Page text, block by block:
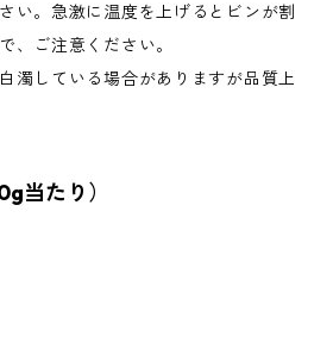
い。急激に温度を上げるとビンが割
、ご注意ください。
濁している場合がありますが品質上
当たり）